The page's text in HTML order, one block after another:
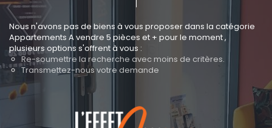
Nous n'avons pas de biens à vous proposer dans la catégorie
Appartements A vendre 5 pièces et + pour le moment ,
plusieurs options s'offrent à vous :
Re-soumettre la recherche avec moins de critères.
Transmettez-nous votre demande